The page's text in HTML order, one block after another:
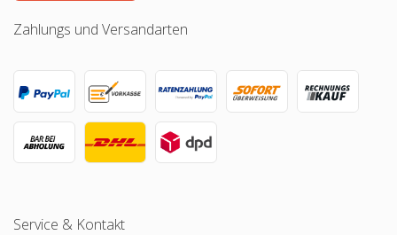
Zahlungs und Versandarten
Service & Kontakt